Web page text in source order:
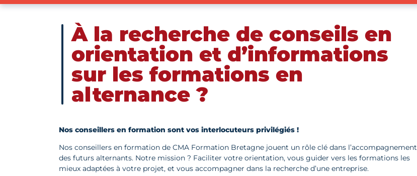
À la recherche de conseils en
orientation et d’informations
sur les formations en
alternance ?
Nos conseillers en formation sont vos interlocuteurs privilégiés !
Nos conseillers en formation de CMA Formation Bretagne jouent un rôle clé dans l’accompagnement
des futurs alternants. Notre mission ? Faciliter votre orientation, vous guider vers les formations les
mieux adaptées à votre projet, et vous accompagner dans la recherche d’une entreprise.